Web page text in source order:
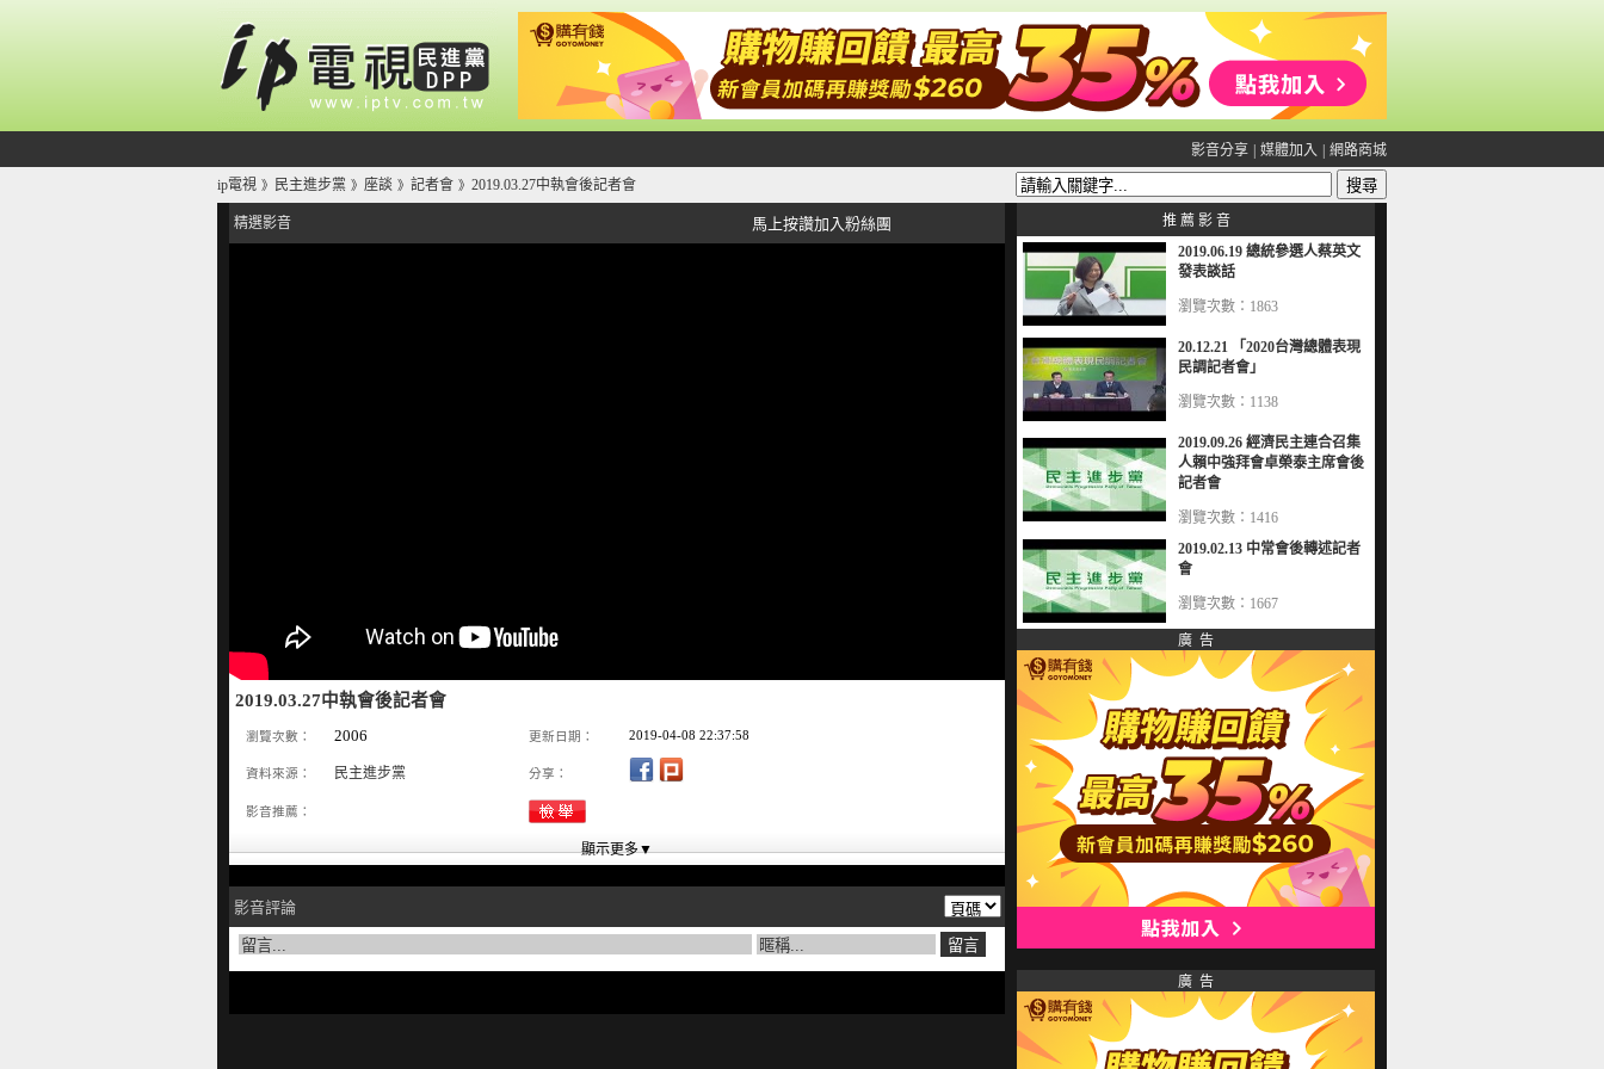
影音分享 媒體加入 網路商城
ip電視 》 民主進步黨 》 座談 》 記者會 》 2019.03.27中執會後記者會
精選影音 馬上按讚加入粉絲團
2019.03.27中執會後記者會
瀏覽次數： 2006 更新日期： 2019-04-08 22:37:58
資料來源： 民主進步黨 分享：
影音推薦：
影音評論
推 薦 影 音
2019.06.19 總統參選人蔡英文
發表談話
瀏覽次數：1863
20.12.21 「2020台灣總體表現
民調記者會」
瀏覽次數：1138
2019.09.26 經濟民主連合召集
人賴中強拜會卓榮泰主席會後
記者會
瀏覽次數：1416
2019.02.13 中常會後轉述記者
會
瀏覽次數：1667
廣 告
廣 告